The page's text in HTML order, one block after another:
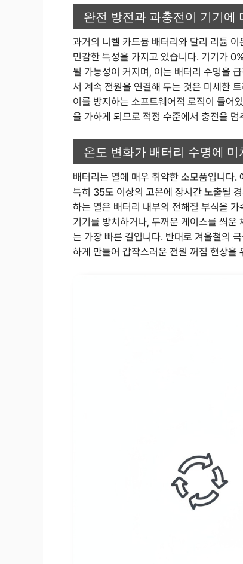
완전 방전과 과충전이 기기에
과거의 니켈 카드뮴 배터리와 달리 리튬
민감한 특성을 가지고 있습니다. 기기가
될 가능성이 커지며, 이는 배터리 수명을
서 계속 전원을 연결해 두는 것은 미세한
이를 방지하는 소프트웨어적 로직이 들어
을 가하게 되므로 적정 수준에서 충전을
온도 변화가 배터리 수명에
배터리는 열에 매우 취약한 소모품입니다
특히 35도 이상의 고온에 장시간 노출될
하는 열은 배터리 내부의 전해질 부식을
기기를 방치하거나, 두꺼운 케이스를 씌운
는 가장 빠른 길입니다. 반대로 겨울철의
하게 만들어 갑작스러운 전원 꺼짐 현상을